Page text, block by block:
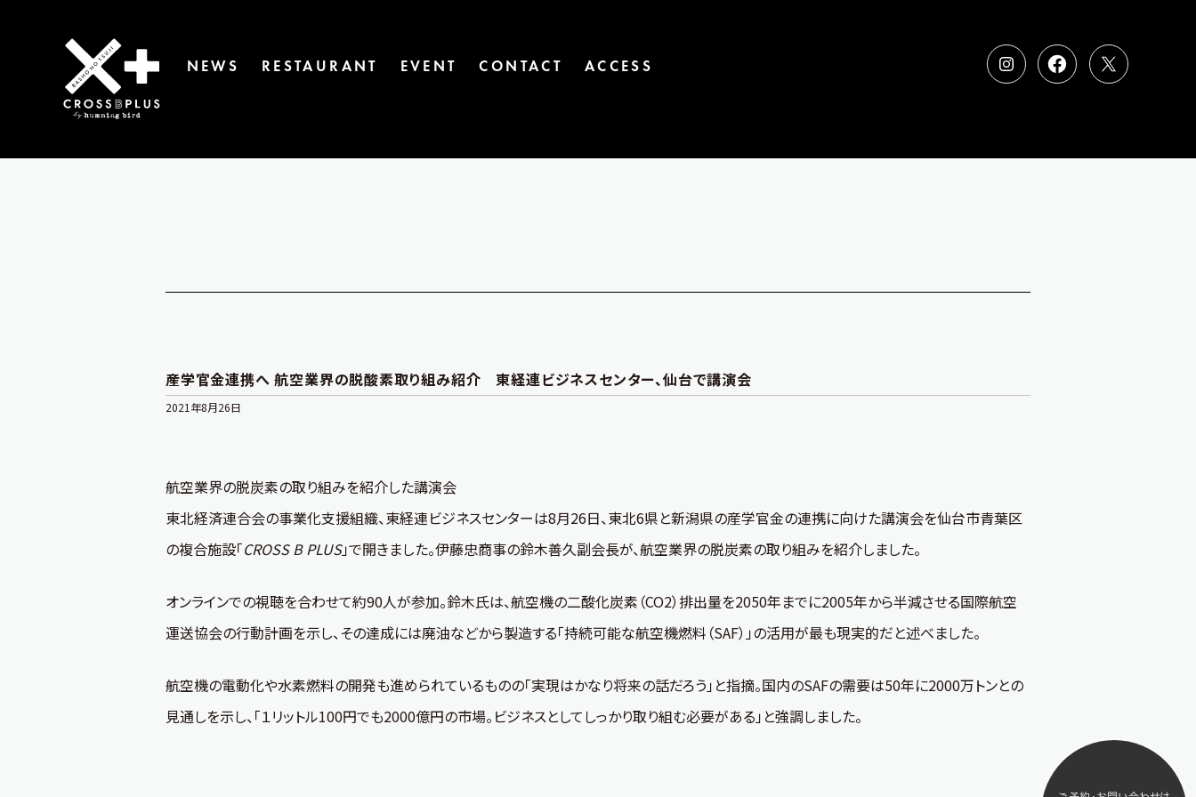
NEWS RESTAURANT EVENT CONTACT ACCESS
産学官金連携へ 航空業界の脱酸素取り組み紹介 東経連ビジネスセンター、仙台で講演会
2021年8月26日
航空業界の脱炭素の取り組みを紹介した講演会
東北経済連合会の事業化支援組織、東経連ビジネスセンターは8月26日、東北6県と新潟県の産学官金の連携に向けた講演会を仙台市青葉区
の複合施設「CROSS B PLUS」で開きました。伊藤忠商事の鈴木善久副会長が、航空業界の脱炭素の取り組みを紹介しました。
オンラインでの視聴を合わせて約90人が参加。鈴木氏は、航空機の二酸化炭素（CO2）排出量を2050年までに2005年から半減させる国際航空
運送協会の行動計画を示し、その達成には廃油などから製造する「持続可能な航空機燃料（SAF）」の活用が最も現実的だと述べました。
航空機の電動化や水素燃料の開発も進められているものの「実現はかなり将来の話だろう」と指摘。国内のSAFの需要は50年に2000万トンとの
見通しを示し、「１リットル100円でも2000億円の市場。ビジネスとしてしっかり取り組む必要がある」と強調しました。